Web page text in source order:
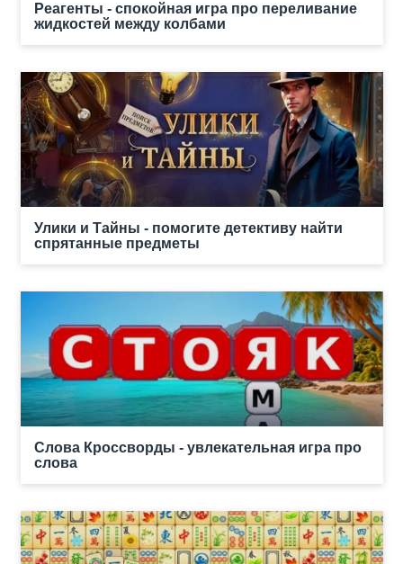
Реагенты - спокойная игра про переливание
жидкостей между колбами
Улики и Тайны - помогите детективу найти
спрятанные предметы
Слова Кроссворды - увлекательная игра про
слова